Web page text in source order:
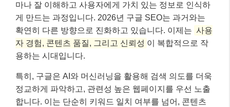
마나 잘 이해하고 사용자에게 가치 있는 정보로 인식하
게 만드는 과정입니다. 2026년 구글 SEO는 과거와는
확연히 다른 방향으로 진화하고 있습니다. 이제는 사용
자 경험, 콘텐츠 품질, 그리고 신뢰성 이 복합적으로 작
용하는 시대입니다.
특히, 구글은 AI와 머신러닝을 활용해 검색 의도를 더욱
정교하게 파악하고, 관련성 높은 웹페이지를 우선 노출
합니다. 이는 단순히 키워드 일치 여부를 넘어, 콘텐츠